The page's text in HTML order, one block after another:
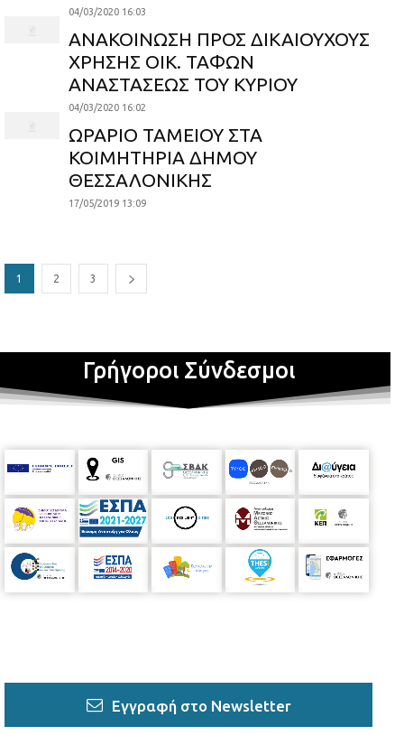
04/03/2020 16:03
ΑΝΑΚΟΙΝΩΣΗ ΠΡΟΣ ΔΙΚΑΙΟΥΧΟΥΣ
ΧΡΗΣΗΣ ΟΙΚ. ΤΑΦΩΝ
ΑΝΑΣΤΑΣΕΩΣ ΤΟΥ ΚΥΡΙΟΥ
04/03/2020 16:02
ΩΡΑΡΙΟ ΤΑΜΕΙΟΥ ΣΤΑ
ΚΟΙΜΗΤΗΡΙΑ ΔΗΜΟΥ
ΘΕΣΣΑΛΟΝΙΚΗΣ
17/05/2019 13:09
1 2 3
Γρήγοροι Σύνδεσμοι
Εγγραφή στο Newsletter